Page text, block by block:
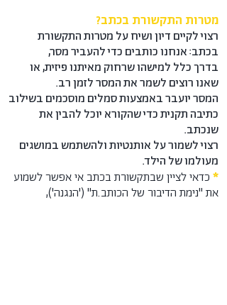
מטרות התקשורת בכתב?
רצוי לקיים דיון ושיח על מטרות התקשורת
בכתב: אנחנו כותבים כדי להעביר מסר,
בדרך כלל למישהו שרחוק מאיתנו פיזית, או
שאנו רוצים לשמר את המסר לזמן רב.
המסר יועבר באמצעות סמלים מוסכמים בשילוב
כתיבה תקנית כדי שהקורא יוכל להבין את
שנכתב.
רצוי לשמור על אותנטיות ולהשתמש במושגים
מעולמו של הילד.
* כדאי לציין שבתקשורת בכתב אי אפשר לשמוע
את "נימת הדיבור של הכותב.ת" ('הנגנה'),